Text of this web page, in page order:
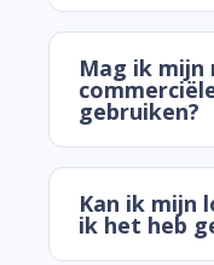
Mag ik
gebruiken?
Kan ik mijn
ik het heb